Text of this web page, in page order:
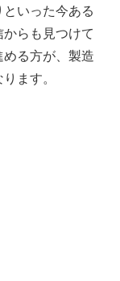
いった今ある
らも見つけて
る方が、製造
ます。